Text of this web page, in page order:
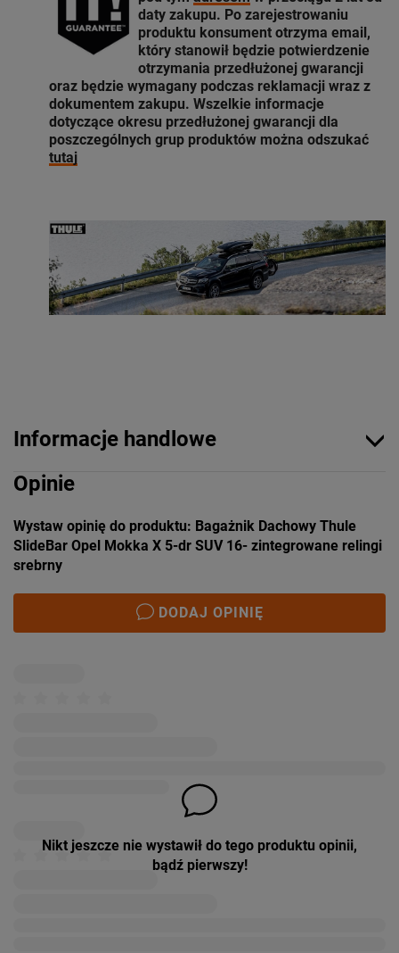
daty zakupu. Po zarejestrowaniu
produktu konsument otrzyma email,
który stanowił będzie potwierdzenie
otrzymania przedłużonej gwarancji
oraz będzie wymagany podczas reklamacji wraz z
dokumentem zakupu. Wszelkie informacje
dotyczące okresu przedłużonej gwarancji dla
poszczególnych grup produktów można odszukać
tutaj
Informacje handlowe
Opinie
Wystaw opinię do produktu: Bagażnik Dachowy Thule
SlideBar Opel Mokka X 5-dr SUV 16- zintegrowane relingi
srebrny
DODAJ OPINIĘ
Nikt jeszcze nie wystawił do tego produktu opinii,
bądź pierwszy!